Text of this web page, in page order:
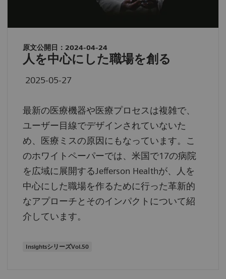
原文公開日：2024-04-24
人を中心にした職場を創る
2025-05-27
最新の医療機器や医療プロセスは複雑で、
ユーザー目線でデザインされていないた
め、医療ミスの原因にもなっています。こ
のホワイトペーパーでは、米国で17の病院
を広域に展開するJefferson Healthが、人を
中心にした職場を作るために行った革新的
なアプローチとそのインパクトについて紹
介しています。
InsightsシリーズVol.50